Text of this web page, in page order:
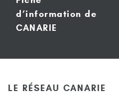
d’information de
CANARIE
LE RÉSEAU CANARIE